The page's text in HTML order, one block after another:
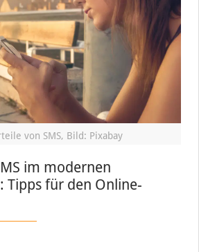
von SMS, Bild: Pixabay
im modernen
Tipps für den Online-